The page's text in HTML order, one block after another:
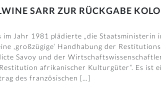
SARR ZUR RÜCKGABE
Jahr 1981 plädierte „die Staatsministerin
,großzügige‘ Handhabung der
Savoy und der
afrikanischer Kulturgüter“. Es ist
des französischen […]